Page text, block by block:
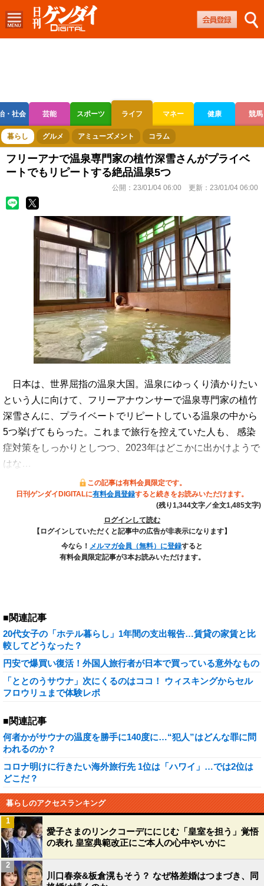
・社会 芸能 スポーツ ライフ マネー 健康 競馬
ボートレース 競輪 オートレース
暮らし グルメ アミューズメント コラム
フリーアナで温泉専門家の植竹深雪さんがプライベ
ートでもリピートする絶品温泉5つ
公開： 23/01/04 06:00 更新： 23/01/04 06:00
日本は、世界屈指の温泉大国。温泉にゆっくり漬かりたい
という人に向けて、フリーアナウンサーで温泉専門家の植竹
深雪さんに、プライベートでリピートしている温泉の中から
5つ挙げてもらった。これまで旅行を控えていた人も、 感染
症対策をしっかりとしつつ、2023年はどこかに出かけようで
はな…
この記事は有料会員限定です。
日刊ゲンダイDIGITALに有料会員登録すると続きをお読みいただけます。
(残り1,344文字／全文1,485文字)
ログインして読む
【ログインしていただくと記事中の広告が非表示になります】
今なら！ メルマガ会員（無料）に登録すると
有料会員限定記事が3本お読みいただけます。
■関連記事
20代女子の「ホテル暮らし」1年間の支出報告…賃貸の家賃と比
較してどうなった？
円安で爆買い復活！外国人旅行者が日本で買っている意外なもの
「ととのうサウナ」次にくるのはココ！ ウィスキングからセル
フロウリュまで体験レポ
■関連記事
何者かがサウナの温度を勝手に140度に…“犯人”はどんな罪に問
われるのか？
コロナ明けに行きたい海外旅行先 1位は「ハワイ」…では2位は
どこだ？
暮らしのアクセスランキング
愛子さまのリンクコーデににじむ「皇室を担う」覚悟
の表れ 皇室典範改正にご本人の心中やいかに
1
川口春奈&板倉滉もそう？ なぜ格差婚はつまづき、同
2